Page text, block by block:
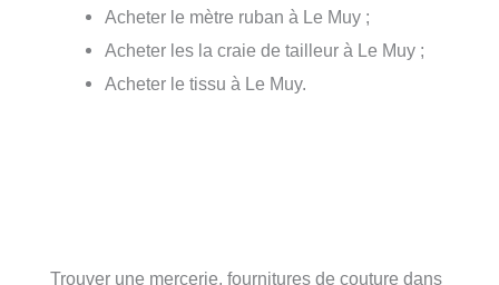
Acheter le mètre ruban à Le Muy ;
Acheter les la craie de tailleur à Le Muy ;
Acheter le tissu à Le Muy.
Trouver une mercerie, fournitures de couture dans